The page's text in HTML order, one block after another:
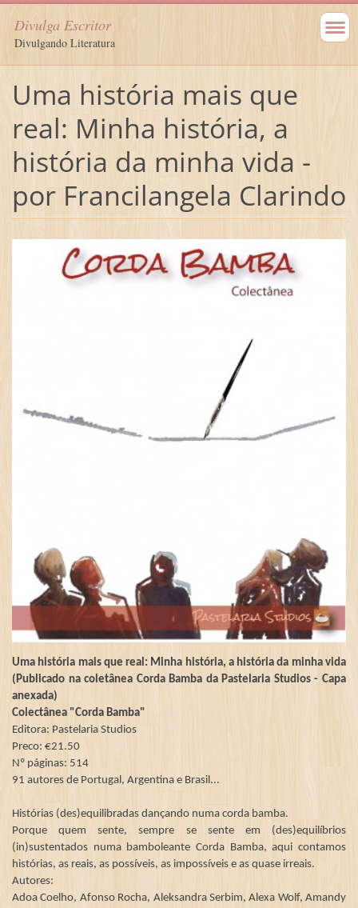
Divulga Escritor
Divulgando Literatura
Uma história mais que
real: Minha história, a
história da minha vida -
por Francilangela Clarindo
Uma história mais que real: Minha história, a história da minha vida
(Publicado na coletânea Corda Bamba da Pastelaria Studios - Capa
anexada)
Colectânea "Corda Bamba"
Editora: Pastelaria Studios
Preco: €21.50
Nº páginas: 514
91 autores de Portugal, Argentina e Brasil...
Histórias (des)equilibradas dançando numa corda bamba.
Porque quem sente, sempre se sente em (des)equilíbrios
(in)sustentados numa bamboleante Corda Bamba, aqui contamos
histórias, as reais, as possíveis, as impossíveis e as quase irreais.
Autores:
Adoa Coelho, Afonso Rocha, Aleksandra Serbim, Alexa Wolf, Amandy